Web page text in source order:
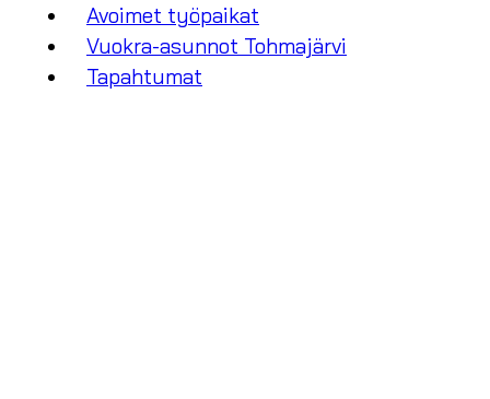
Avoimet työpaikat
Vuokra-asunnot Tohmajärvi
Tapahtumat